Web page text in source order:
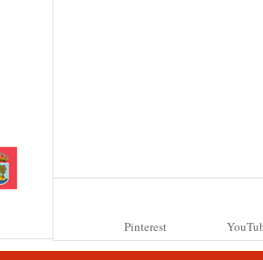
Pinterest